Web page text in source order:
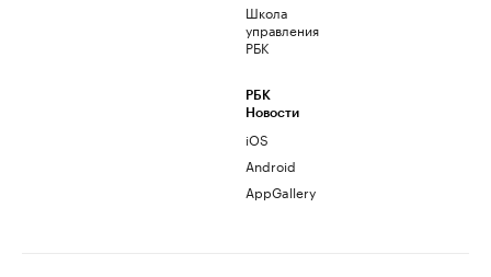
Школа
управления
РБК
РБК
Новости
iOS
Android
AppGallery